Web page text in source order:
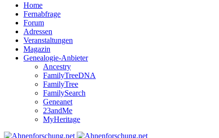
Home
Fernabfrage
Forum
Adressen
Veranstaltungen
Magazin
Genealogie-Anbieter
Ancestry
FamilyTreeDNA
FamilyTree
FamilySearch
Geneanet
23andMe
MyHeritage